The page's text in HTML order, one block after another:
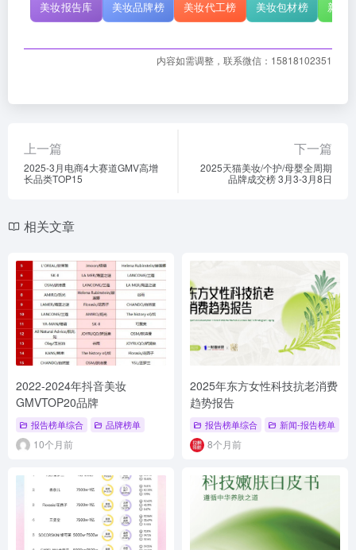
美妆报告库 美妆品牌榜 美妆代工榜 美妆包材榜 新原
内容如需调整，联系微信：15818102351
上一篇
2025-3月电商4大赛道GMV高增
长品类TOP15
下一篇
2025天猫美妆/个护/母婴全周期
品牌成交榜 3月3-3月8日
相关文章
2022-2024年抖音美妆
GMVTOP20品牌
报告榜单综合 品牌榜单
10个月前
2025年东方女性科技抗老消费
趋势报告
报告榜单综合 新闻-报告榜单
8个月前